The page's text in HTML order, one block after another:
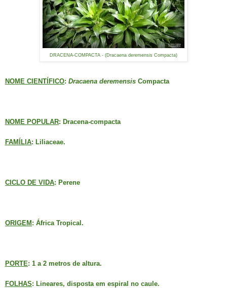
DRACENA-COMPACTA - (Dracaena deremensis Compacta)
NOME CIENTÍFICO: Dracaena deremensis Compacta
NOME POPULAR: Dracena-compacta
FAMÍLIA: Liliaceae.
CICLO DE VIDA: Perene
ORIGEM : África Tropical.
PORTE: 1 a 2 metros de altura.
FOLHAS: Lineares, disposta em espiral no caule.